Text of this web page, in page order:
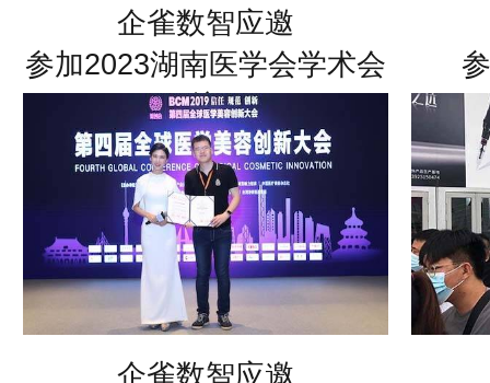
企雀数智应邀
参加2023湖南医学会学术会
议
企雀数智应邀